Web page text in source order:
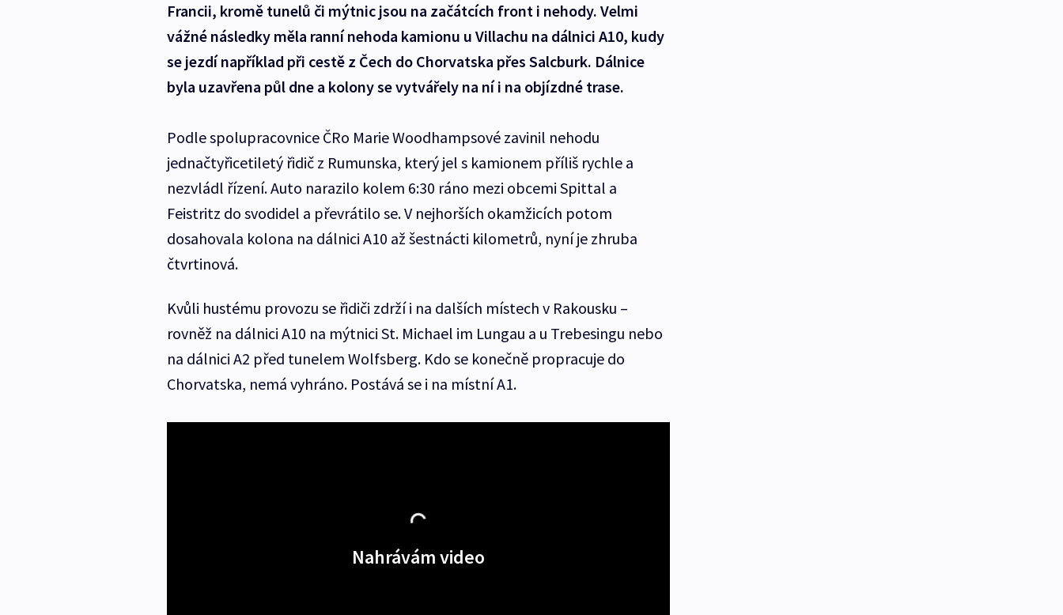
Francii, kromě tunelů či mýtnic jsou na začátcích front i nehody. Velmi
vážné následky měla ranní nehoda kamionu u Villachu na dálnici A10, kudy
se jezdí například při cestě z Čech do Chorvatska přes Salcburk. Dálnice
byla uzavřena půl dne a kolony se vytvářely na ní i na objízdné trase.
Podle spolupracovnice ČRo Marie Woodhampsové zavinil nehodu
jednačtyřicetiletý řidič z Rumunska, který jel s kamionem příliš rychle a
nezvládl řízení. Auto narazilo kolem 6:30 ráno mezi obcemi Spittal a
Feistritz do svodidel a převrátilo se. V nejhorších okamžicích potom
dosahovala kolona na dálnici A10 až šestnácti kilometrů, nyní je zhruba
čtvrtinová.
Kvůli hustému provozu se řidiči zdrží i na dalších místech v Rakousku –
rovněž na dálnici A10 na mýtnici St. Michael im Lungau a u Trebesingu nebo
na dálnici A2 před tunelem Wolfsberg. Kdo se konečně propracuje do
Chorvatska, nemá vyhráno. Postává se i na místní A1.
Nahrávám video